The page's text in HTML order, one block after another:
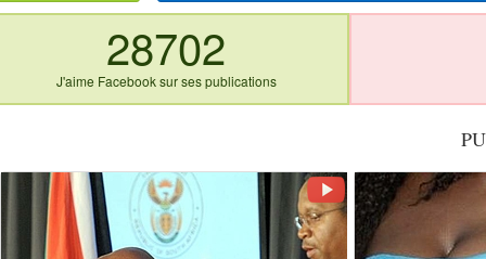
28702
J'aime Facebook sur ses publications